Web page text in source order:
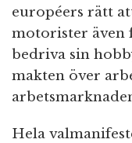
européers rätt
motorister även
bedriva sin
makten över
Hela